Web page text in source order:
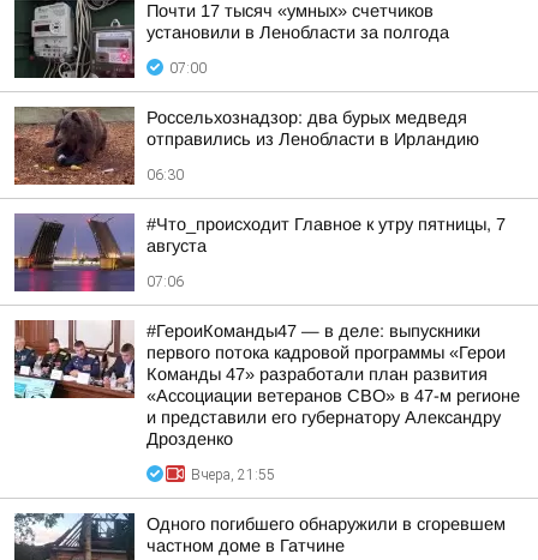
Почти 17 тысяч «умных» счетчиков
установили в Ленобласти за полгода
07:00
Россельхознадзор: два бурых медведя
отправились из Ленобласти в Ирландию
06:30
#Что_происходит Главное к утру пятницы, 7
августа
07:06
#ГероиКоманды47 — в деле: выпускники
первого потока кадровой программы «Герои
Команды 47» разработали план развития
«Ассоциации ветеранов СВО» в 47-м регионе
и представили его губернатору Александру
Дрозденко
Вчера, 21:55
Одного погибшего обнаружили в сгоревшем
частном доме в Гатчине